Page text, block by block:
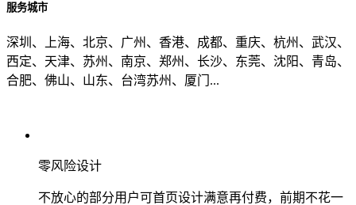
服务城市
深圳、上海、北京、广州、香港、成都、重庆、杭州、武汉、
西定、天津、苏州、南京、郑州、长沙、东莞、沈阳、青岛、
合肥、佛山、山东、台湾苏州、厦门...
零风险设计
不放心的部分用户可首页设计满意再付费，前期不花一